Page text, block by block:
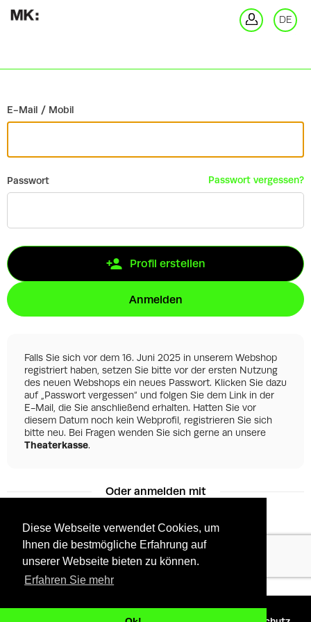
Diese Webseite verwendet Cookies, um
Ihnen die bestmögliche Erfahrung auf
unserer Webseite bieten zu können.
Erfahren Sie mehr
DE
E-Mail / Mobil
Passwort Passwort vergessen?
Profil erstellen
Anmelden
Falls Sie sich vor dem 16. Juni 2025 in unserem Webshop
registriert haben, setzen Sie bitte vor der ersten Nutzung
des neuen Webshops ein neues Passwort. Klicken Sie dazu
auf „Passwort vergessen“ und folgen Sie dem Link in der
E-Mail, die Sie anschließend erhalten. Hatten Sie vor
diesem Datum noch kein Webprofil, registrieren Sie sich
bitte neu. Bei Fragen wenden Sie sich gerne an unsere
Theaterkasse.
Oder anmelden mit
Facebook